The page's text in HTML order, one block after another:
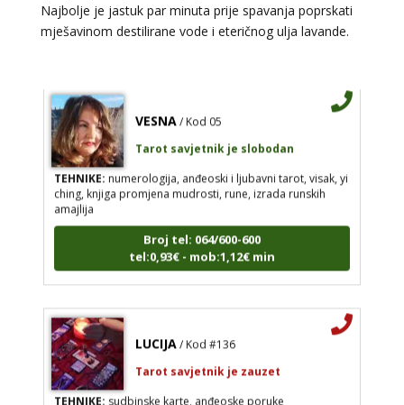
Najbolje je jastuk par minuta prije spavanja poprskati
mješavinom destilirane vode i eteričnog ulja lavande.
Broj tel: 064/600-600
tel:0,93€ - mob:1,12€ min
VESNA / Kod 05
Tarot savjetnik je slobodan
TEHNIKE:numerologija, anđeoski i ljubavni tarot, visak, yi
ching, knjiga promjena mudrosti, rune, izrada runskih
amajlija
Broj tel: 064/600-600
tel:0,93€ - mob:1,12€ min
LUCIJA / Kod #136
Tarot savjetnik je zauzet
TEHNIKE:sudbinske karte, anđeoske poruke